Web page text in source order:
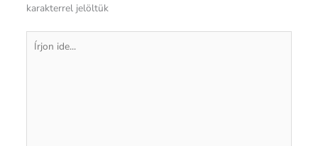
karakterrel jelöltük
Írjon
ide...